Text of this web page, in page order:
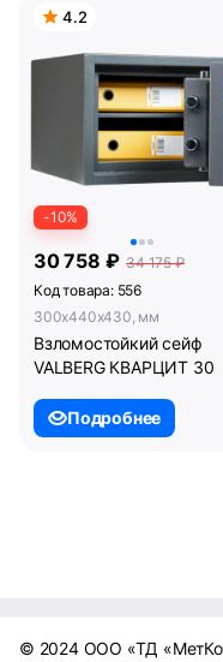
4.2
-10%
30 758 ₽ 34 175 ₽
Код товара: 556
300x440x430, мм
Взломостойкий сейф
VALBERG КВАРЦИТ 30
Подробнее
© 2024 ООО «ТД